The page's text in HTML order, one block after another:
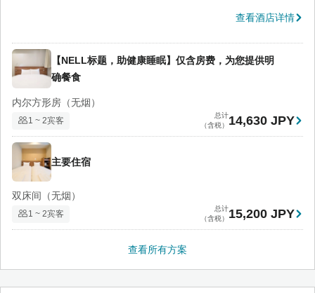
查看酒店详情
【NELL标题，助健康睡眠】仅含房费，为您提供明
确餐食
内尔方形房（无烟）
1 ~ 2宾客
总计
（含税） 14,630 JPY
主要住宿
双床间（无烟）
1 ~ 2宾客
总计
（含税） 15,200 JPY
查看所有方案